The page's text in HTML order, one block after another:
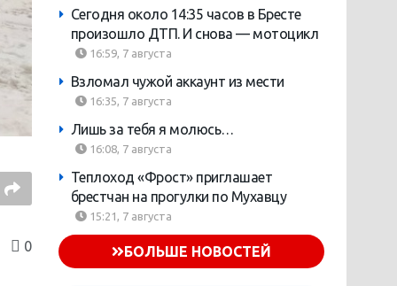
0
Сегодня около 14:35 часов в Бресте
произошло ДТП. И снова — мотоцикл
16:59, 7 августа
Взломал чужой аккаунт из мести
16:35, 7 августа
Лишь за тебя я молюсь…
16:08, 7 августа
Теплоход «Фрост» приглашает
брестчан на прогулки по Мухавцу
15:21, 7 августа
БОЛЬШЕ НОВОСТЕЙ